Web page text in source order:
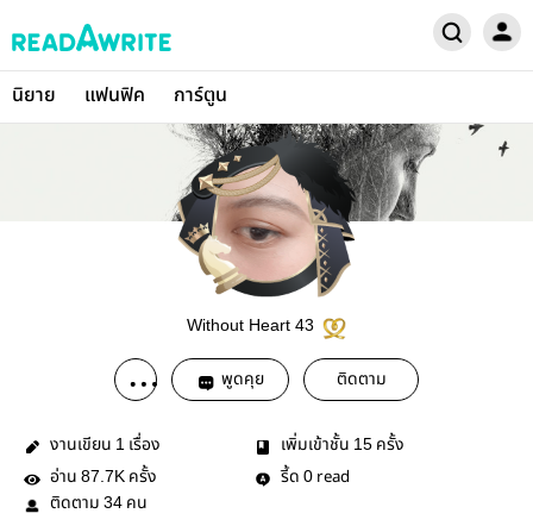
นิยาย แฟนฟิค การ์ตูน
Without Heart 43
พูดคุย ติดตาม
งานเขียน 1 เรื่อง เพิ่มเข้าชั้น 15 ครั้ง
อ่าน 87.7K ครั้ง รี้ด 0 read
ติดตาม 34 คน